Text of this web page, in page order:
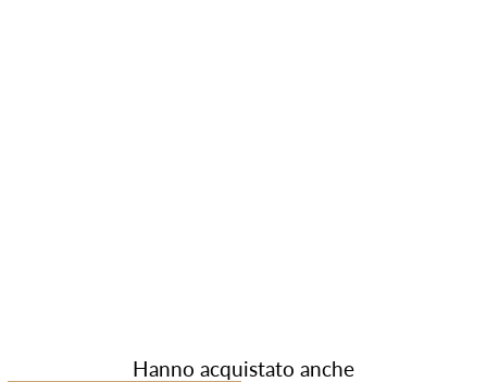
Hanno acquistato anche